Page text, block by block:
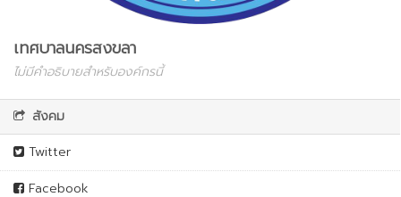
เทศบาลนครสงขลา
ไม่มีคำอธิบายสำหรับองค์กรนี้
สังคม
Twitter
Facebook